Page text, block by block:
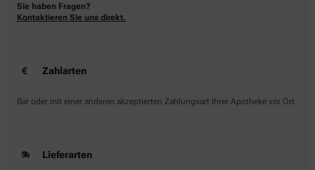
Sie haben Fragen?
Kontaktieren Sie uns direkt.
Zahlarten
Bar oder mit einer anderen akzeptierten Zahlungsart Ihrer Apotheke vor Ort.
Lieferarten